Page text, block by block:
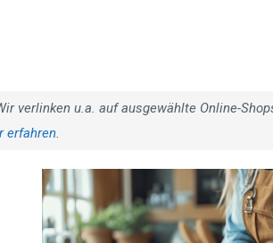
verlinken u.a. auf ausgewählte Online-
erfahren.